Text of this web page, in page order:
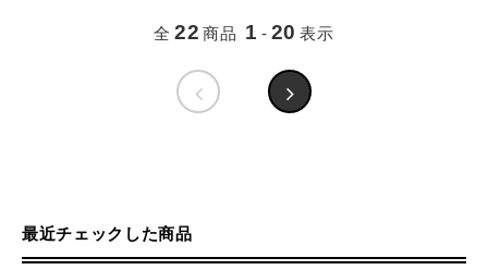
全 22 商品 1 - 20 表示
最近チェックした商品